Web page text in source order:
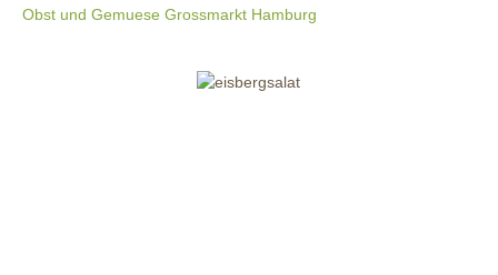
Obst und Gemuese Grossmarkt Hamburg
Bildergalerie überspringen